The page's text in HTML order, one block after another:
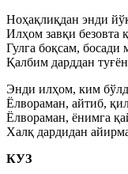
Ноҳақлиқдан энди
Илҳом завқи безовта
Гулга боқсам, босади
Қалбим дарддан
Энди илҳом, ким
Ёлвораман, айтиб,
Ёлвораман, ёнимга
Халқ дардидан
КУЗ